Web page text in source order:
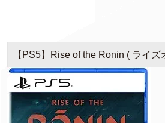
【PS5】Rise of the Ronin ( ライ